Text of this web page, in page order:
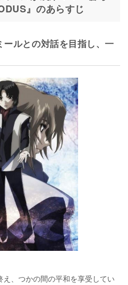
』のあらすじ
ールとの対話を目指し、一
、つかの間の平和を享受してい